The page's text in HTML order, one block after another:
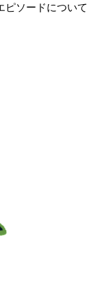
ピソードについて